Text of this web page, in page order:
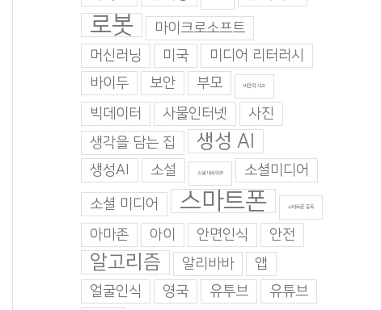
로봇
마이크로소프트
머신러닝
미국
미디어 리터러시
바이두
보안 부모 비판적 사고
빅데이터 사물인터넷
사진
생각을 담는 집
생성 AI
생성AI 소설 소셜 네트워크 소셜미디어
소셜 미디어 스마트폰 스마트폰 중독
아마존 아이 안면인식 안전
알고리즘 알리바바
앱
얼굴인식
영국 유투브
유튜브